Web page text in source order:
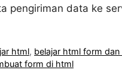
pengiriman data ke
html, belajar html form
form di html